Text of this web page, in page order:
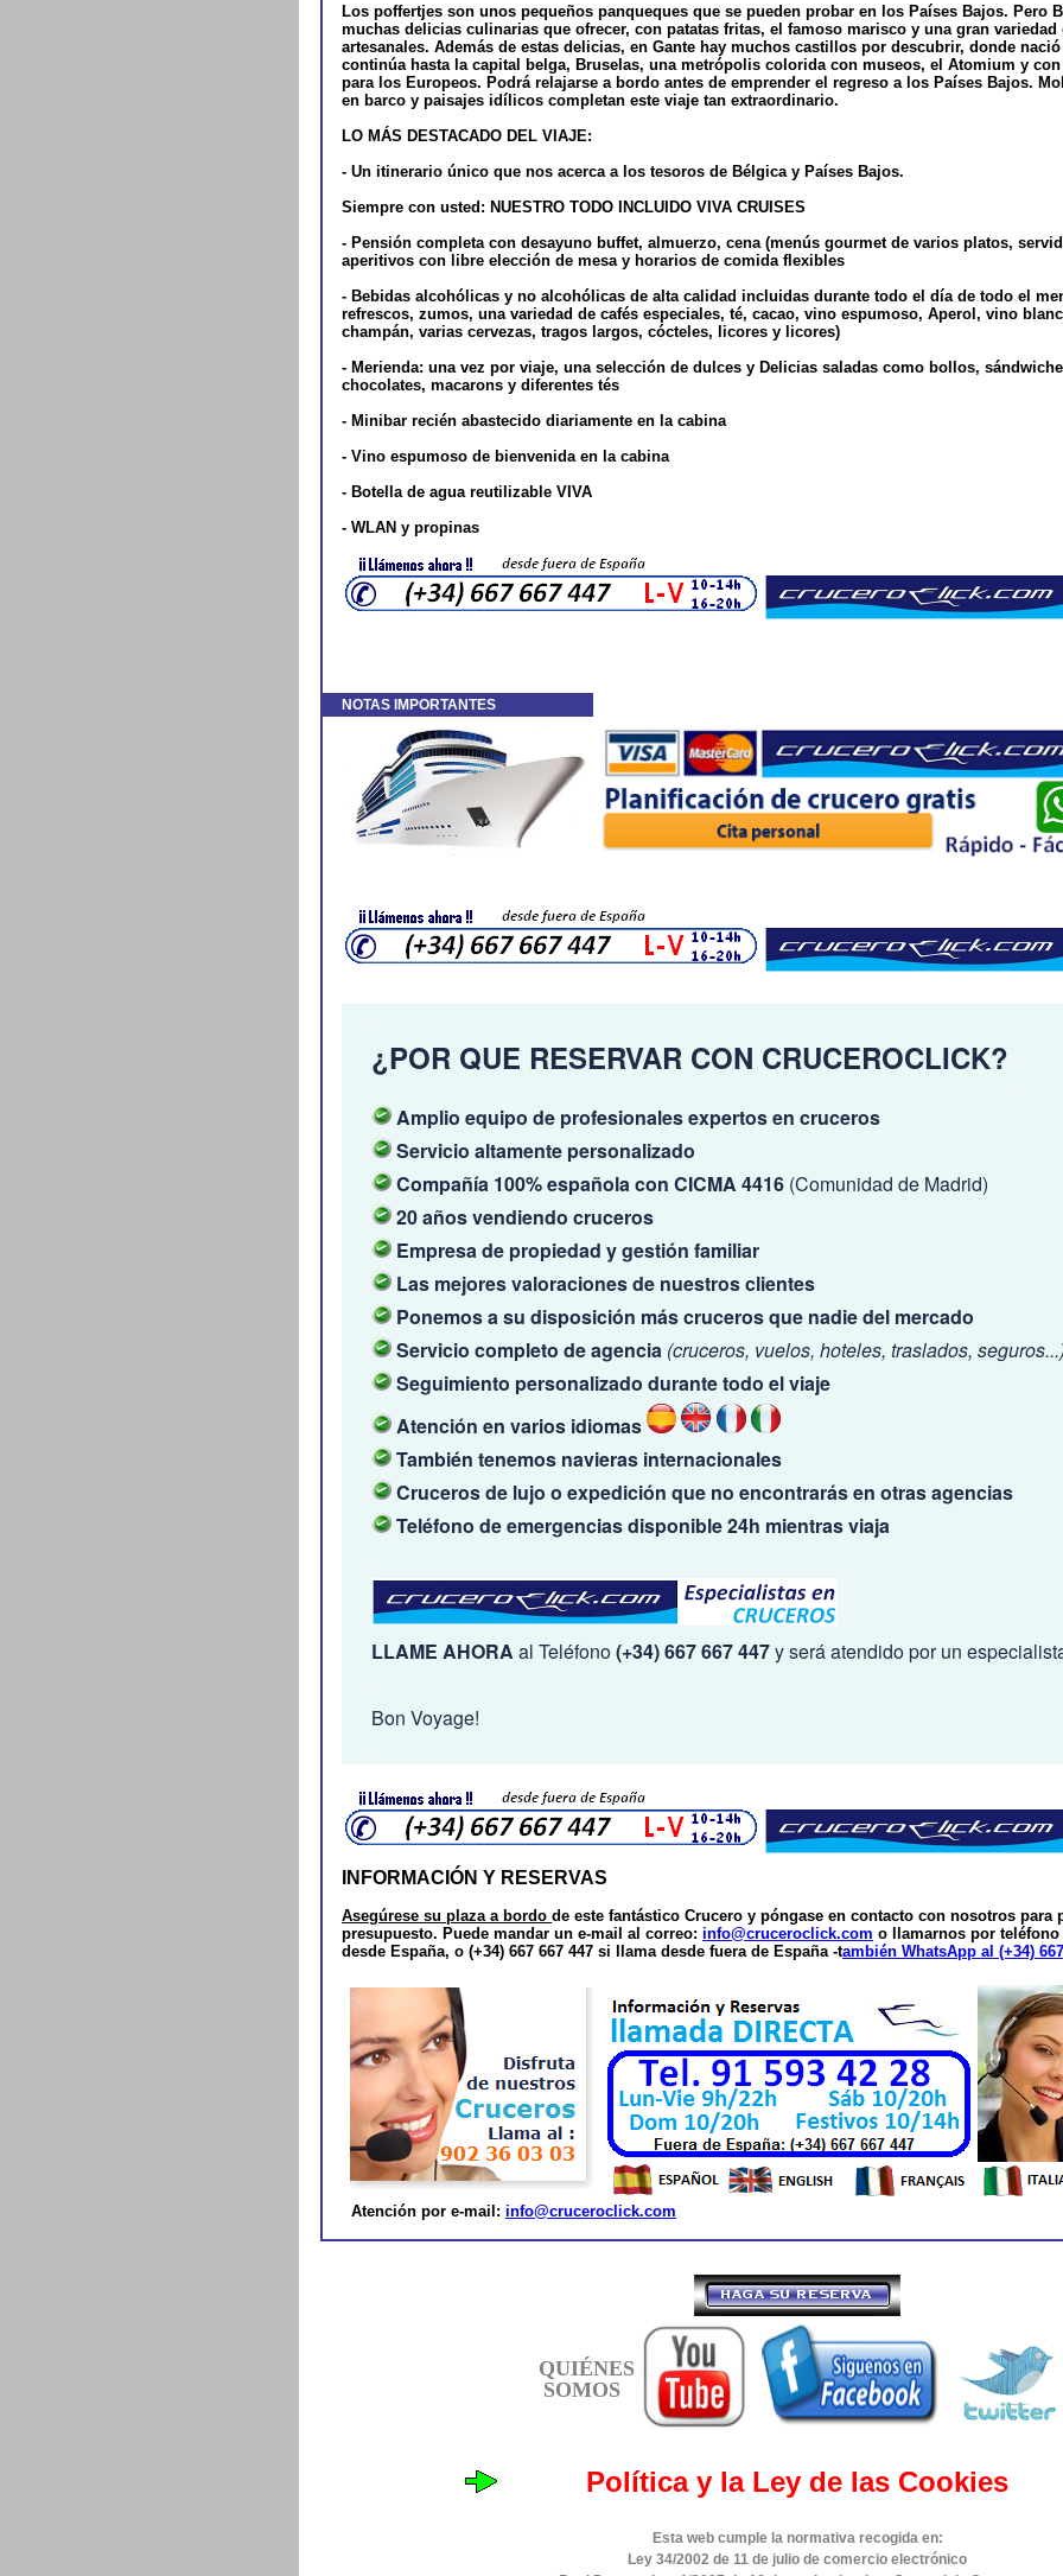
Los poffertjes son unos pequeños panqueques que se pueden probar en los Países Bajos. Pero
muchas delicias culinarias que ofrecer, con patatas fritas, el famoso marisco y una gran variedad
artesanales. Además de estas delicias, en Gante hay muchos castillos por descubrir, donde
continúa hasta la capital belga, Bruselas, una metrópolis colorida con museos, el Atomium y
para los Europeos. Podrá relajarse a bordo antes de emprender el regreso a los Países Bajos.
en barco y paisajes idílicos completan este viaje tan extraordinario.
LO MÁS DESTACADO DEL VIAJE:
- Un itinerario único que nos acerca a los tesoros de Bélgica y Países Bajos.
Siempre con usted: NUESTRO TODO INCLUIDO VIVA CRUISES
- Pensión completa con desayuno buffet, almuerzo, cena (menús gourmet de varios platos,
aperitivos con libre elección de mesa y horarios de comida flexibles
- Bebidas alcohólicas y no alcohólicas de alta calidad incluidas durante todo el día de todo el
refrescos, zumos, una variedad de cafés especiales, té, cacao, vino espumoso, Aperol, vino
champán, varias cervezas, tragos largos, cócteles, licores y licores)
- Merienda: una vez por viaje, una selección de dulces y Delicias saladas como bollos,
chocolates, macarons y diferentes tés
- Minibar recién abastecido diariamente en la cabina
- Vino espumoso de bienvenida en la cabina
- Botella de agua reutilizable VIVA
- WLAN y propinas
NOTAS IMPORTANTES
¿POR QUE RESERVAR CON CRUCEROCLICK?
Amplio equipo de profesionales expertos en cruceros
Servicio altamente personalizado
Compañía 100% española con CICMA 4416 (Comunidad de Madrid)
20 años vendiendo cruceros
Empresa de propiedad y gestión familiar
Las mejores valoraciones de nuestros clientes
Ponemos a su disposición más cruceros que nadie del mercado
Servicio completo de agencia (cruceros, vuelos, hoteles, traslados,
Seguimiento personalizado durante todo el viaje
Atención en varios idiomas
También tenemos navieras internacionales
Cruceros de lujo o expedición que no encontrarás en otras agencias
Teléfono de emergencias disponible 24h mientras viaja
LLAME AHORA al Teléfono(+34) 667 667 447y será atendido por un
Bon Voyage!
INFORMACIÓN Y RESERVAS
Asegúrese su plaza a bordo de este fantástico Crucero y póngase en contacto con nosotros para
presupuesto. Puede mandar un e-mail al correo: info@cruceroclick.com o llamarnos por teléfono
desde España, o (+34) 667 667 447 si llama desde fuera de España -también WhatsApp al (+34)
Atención por e-mail: info@cruceroclick.com
QUIÉNES
SOMOS
Política y la Ley de las Cookies
Esta web cumple la normativa recogida en:
Ley 34/2002 de 11 de julio de comercio electrónico